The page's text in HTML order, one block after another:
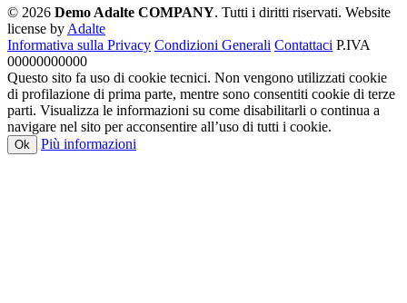
© 2026 Demo Adalte COMPANY. Tutti i diritti riservati. Website
license by Adalte
Informativa sulla Privacy Condizioni Generali Contattaci P.IVA
00000000000
Questo sito fa uso di cookie tecnici. Non vengono utilizzati cookie
di profilazione di prima parte, mentre sono consentiti cookie di terze
parti. Visualizza le informazioni su come disabilitarli o continua a
navigare nel sito per acconsentire all’uso di tutti i cookie.
Ok Più informazioni